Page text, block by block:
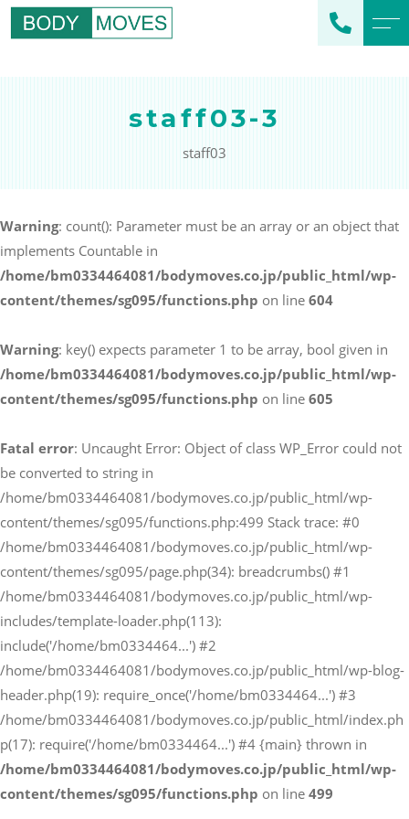
当社について
スポーツクラブ支援
スポーツチーム支援
個人のお客様向け
よくある質問
03-3446-4081
メールでのお問い合わせ
CONTACT
staff03-3
staff03
Warning: count(): Parameter must be an array or an object that
implements Countable in
/home/bm0334464081/bodymoves.co.jp/public_html/wp-
content/themes/sg095/functions.php on line 604
Warning: key() expects parameter 1 to be array, bool given in
/home/bm0334464081/bodymoves.co.jp/public_html/wp-
content/themes/sg095/functions.php on line 605
Fatal error: Uncaught Error: Object of class WP_Error could not
be converted to string in
/home/bm0334464081/bodymoves.co.jp/public_html/wp-
content/themes/sg095/functions.php:499 Stack trace: #0
/home/bm0334464081/bodymoves.co.jp/public_html/wp-
content/themes/sg095/page.php(34): breadcrumbs() #1
/home/bm0334464081/bodymoves.co.jp/public_html/wp-
includes/template-loader.php(113):
include('/home/bm0334464...') #2
/home/bm0334464081/bodymoves.co.jp/public_html/wp-blog-
header.php(19): require_once('/home/bm0334464...') #3
/home/bm0334464081/bodymoves.co.jp/public_html/index.ph
p(17): require('/home/bm0334464...') #4 {main} thrown in
/home/bm0334464081/bodymoves.co.jp/public_html/wp-
content/themes/sg095/functions.php on line 499